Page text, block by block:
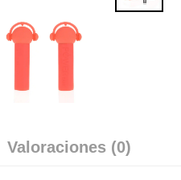
Valoraciones (0)